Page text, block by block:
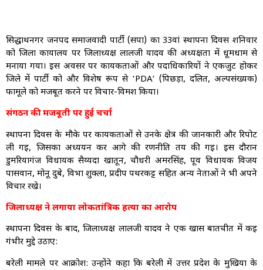
सिद्धार्थनगर जनपद समाजवादी पार्टी (सपा) का 33वां स्थापना दिवस शनिवार
को जिला कार्यालय पर जिलाध्यक्ष लालजी यादव की अध्यक्षता में धूमधाम से
मनाया गया। इस अवसर पर कार्यकर्ताओं और पदाधिकारियों ने एकजुट होकर
जिले में पार्टी को और विशेष रूप से ‘PDA’ (पिछड़ा, दलित, अल्पसंख्यक)
फार्मूले को मजबूत करने पर विचार-विमर्श किया।
संगठन की मजबूती पर हुई चर्चा
स्थापना दिवस के मौके पर कार्यकर्ताओं से उनके क्षेत्र की जानकारी और रिपोर्ट
ली गई, जिसका अध्ययन कर आगे की रणनीति तय की गई। इस दौरान
डुमरियागंज विधायक सैय्यदा खातून, चौधरी अमरसिंह, पूर्व विधायक विजय
पासवान, मोनू दुबे, विभा शुक्ला, प्रदीप पथरकट्ट सहित अन्य नेताओं ने भी अपने
विचार रखे।
जिलाध्यक्ष ने लगाया लोकतांत्रिक हत्या का आरोप
स्थापना दिवस के बाद, जिलाध्यक्ष लालजी यादव ने एक खास बातचीत में कई
गंभीर मुद्दे उठाए:
बरेली मामले पर आक्रोश: उन्होंने कहा कि बरेली में उत्तर प्रदेश के मुखिया के